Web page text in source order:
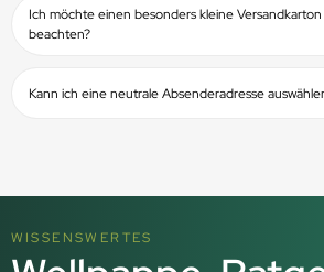
Ich möchte einen besonders kleine Versandkarton
beachten?
Kann ich eine neutrale Absenderadresse
WISSENSWERTES